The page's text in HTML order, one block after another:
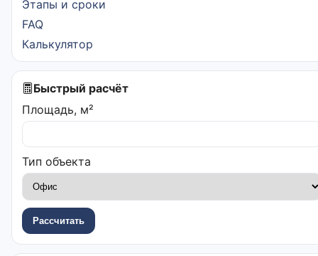
Этапы и сроки
FAQ
Калькулятор
Быстрый расчёт
Площадь, м²
Тип объекта
Рассчитать